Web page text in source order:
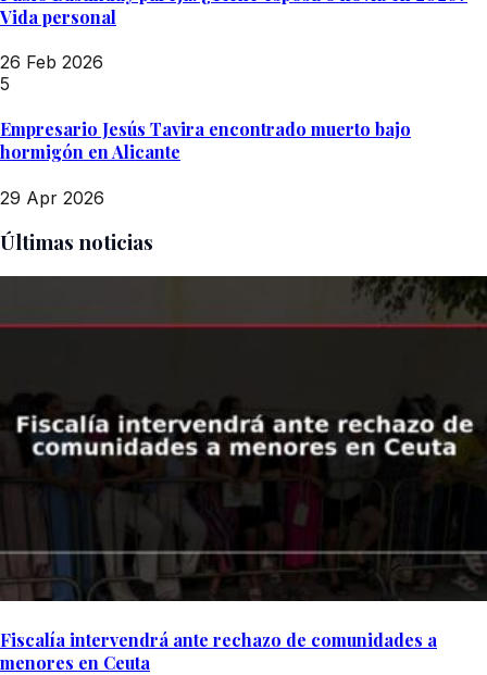
Vida personal
26 Feb 2026
5
Empresario Jesús Tavira encontrado muerto bajo
hormigón en Alicante
29 Apr 2026
Últimas noticias
Fiscalía intervendrá ante rechazo de comunidades a
menores en Ceuta